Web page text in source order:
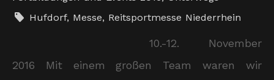
Hufdorf, Messe, Reitsportmesse Niederrhein
10.-12. November
2016 Mit einem großen Team waren wir